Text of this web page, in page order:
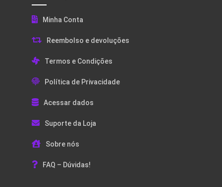
Minha Conta
Reembolso e devoluções
Termos e Condições
Política de Privacidade
Acessar dados
Suporte da Loja
Sobre nós
FAQ – Dúvidas!